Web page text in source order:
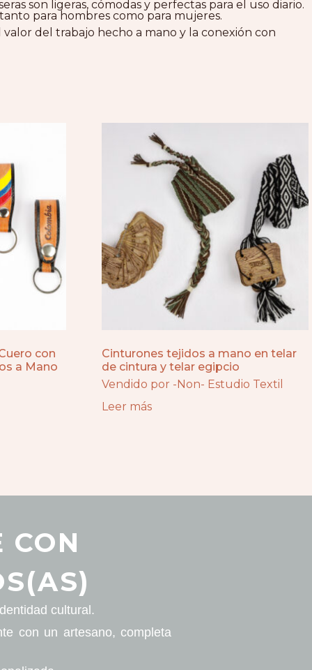
son ligeras, cómodas y perfectas para el uso diario.
para hombres como para mujeres.
del trabajo hecho a mano y la conexión con
con
a Mano
Cinturones tejidos a mano en telar
de cintura y telar egipcio
Vendido por -Non- Estudio Textil
Leer más
CON
cultural.
con un artesano, completa